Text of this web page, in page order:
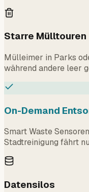
Starre Mülltouren
Mülleimer in Parks
während andere leer
On-Demand
Smart Waste
Stadtreinigung fährt
Datensilos